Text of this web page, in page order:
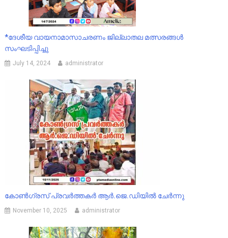
*ദേശീയ വായനാമാസാചരണം ജില്ലാതല മത്സരങ്ങൾ
സംഘടിപ്പിച്ചു
July 14, 2024 administrator
കോൺഗ്രസ് പ്രവർത്തകർ ആർ.ജെ.ഡിയിൽ ചേർന്നു
November 10, 2025 administrator